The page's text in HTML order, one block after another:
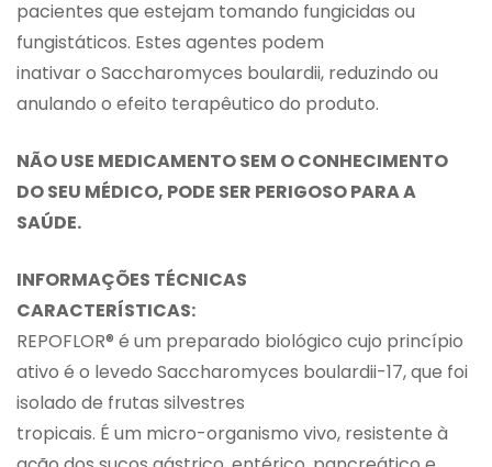
pacientes que estejam tomando fungicidas ou
fungistáticos. Estes agentes podem
inativar o Saccharomyces boulardii, reduzindo ou
anulando o efeito terapêutico do produto.
NÃO USE MEDICAMENTO SEM O CONHECIMENTO
DO SEU MÉDICO, PODE SER PERIGOSO PARA A
SAÚDE.
INFORMAÇÕES TÉCNICAS
CARACTERÍSTICAS:
REPOFLOR® é um preparado biológico cujo princípio
ativo é o levedo Saccharomyces boulardii-17, que foi
isolado de frutas silvestres
tropicais. É um micro-organismo vivo, resistente à